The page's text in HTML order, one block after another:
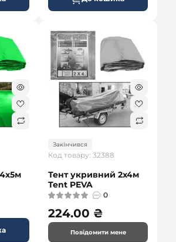
Закінчився
Код товару: 32388
Тент укривний 2х4м
Tent PEVA
0
224.00 ₴
Повідомити мене